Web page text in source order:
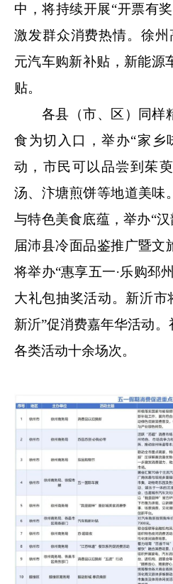
中，将持续开展“开票有
激发群众消费热情。徐
元汽车购新补贴，新能源
贴。
各县（市、区）同样
食为切入口，举办“家乡
动，市民可以品尝到茱
汤、汴塘煎饼等地道美味
与特色美食底蕴，举办“
届沛县冷面品鉴推广暨文
将举办“惠享五一·乐购邳
大礼包抽奖活动。新沂市
新沂”促消费嘉年华活动
各类活动十余场次。